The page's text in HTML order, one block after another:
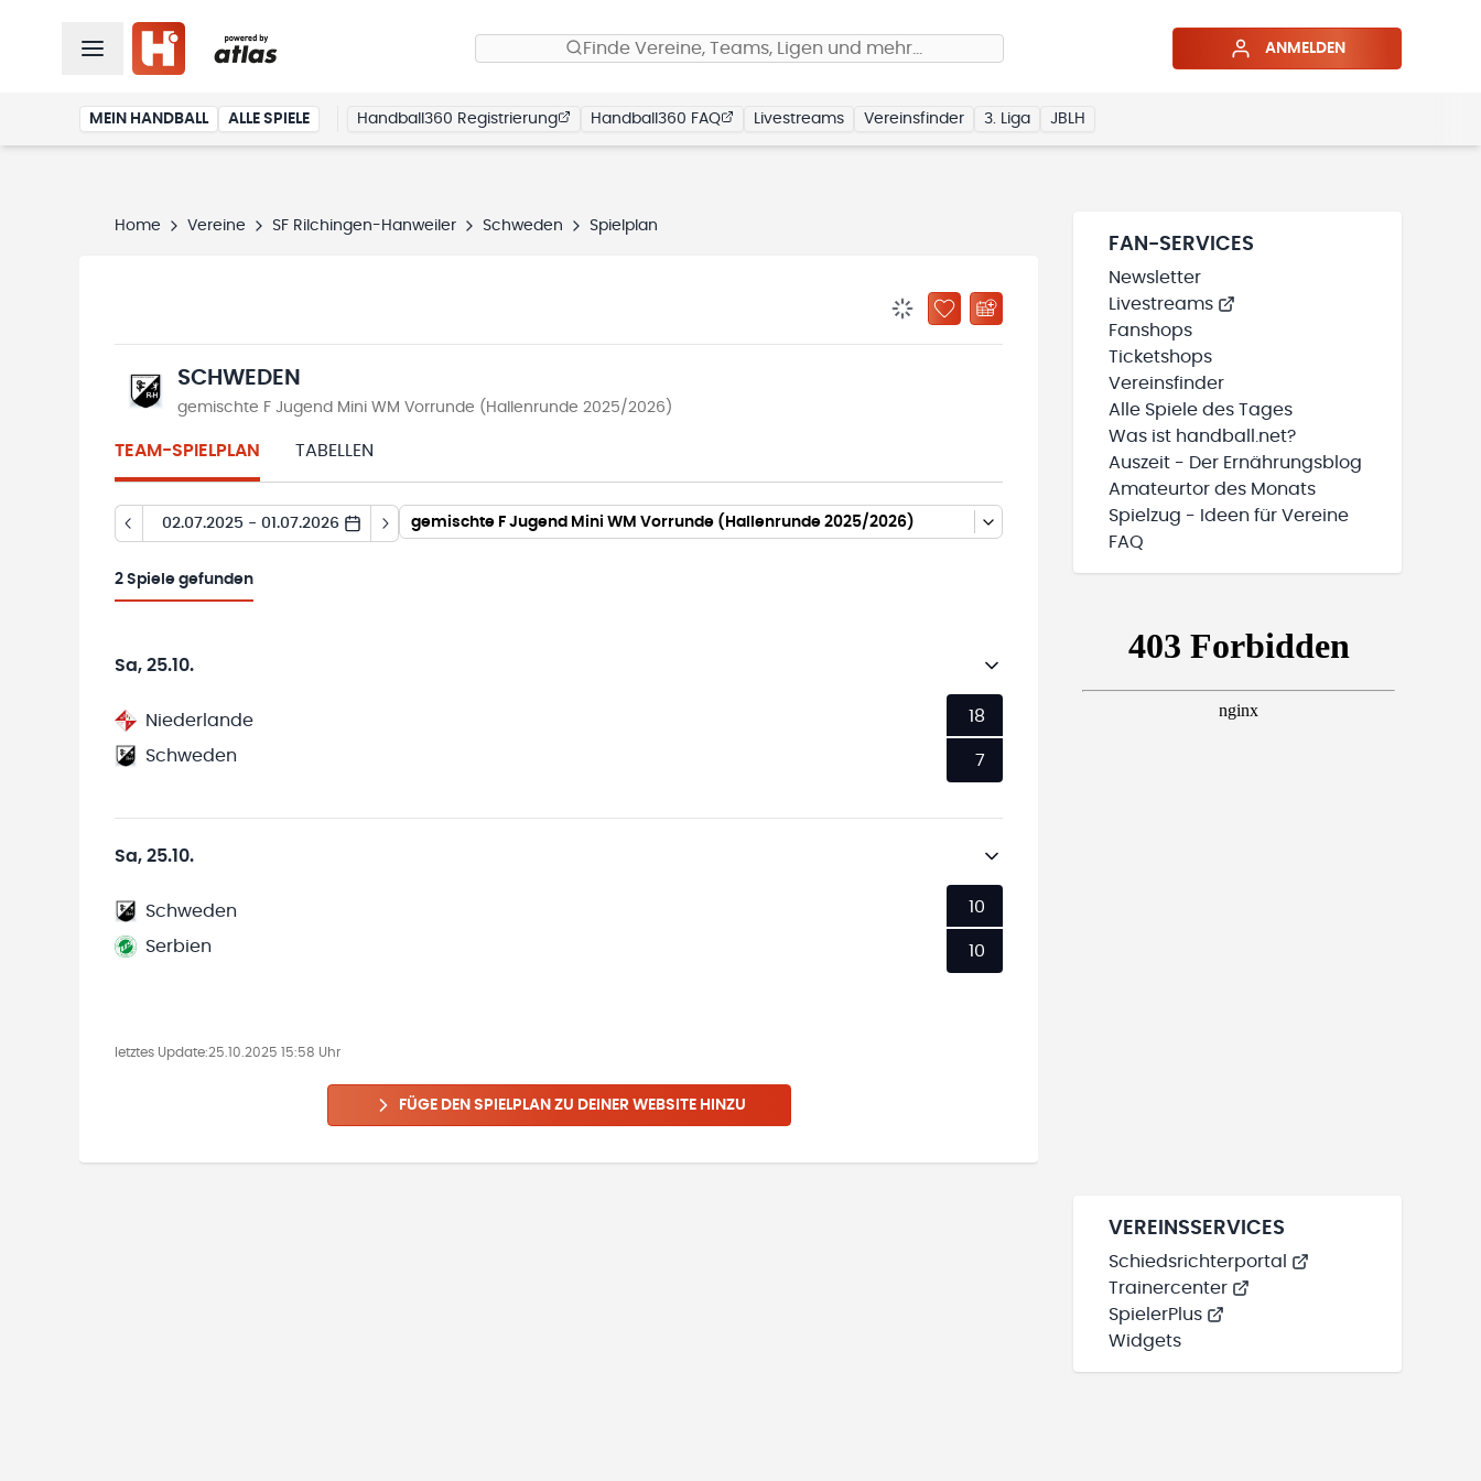
Finde Vereine, Teams, Ligen und mehr… ANMELDEN
MEIN HANDBALL ALLE SPIELE Handball360 Registrierung Handball360 FAQ Livestreams Vereinsfinder 3. Liga JBLH
Home Vereine SF Rilchingen-Hanweiler Schweden Spielplan
BENACHRICHTIGUNGSSTATUS WIRD GELADEN
ZU „MEINE TEAMS“ HINZUFÜGEN
SCHWEDEN
gemischte F Jugend Mini WM Vorrunde (Hallenrunde 2025/2026)
TEAM-SPIELPLAN TABELLEN
02.07.2025 - 01.07.2026 gemischte F Jugend Mini WM Vorrunde (Hallenrunde 2025/2026)
2 Spiele gefunden
Sa, 25.10.
Niederlande
Schweden
18
7
Sa, 25.10.
Schweden
Serbien
10
10
letztes Update:25.10.2025 15:58 Uhr
FÜGE DEN SPIELPLAN ZU DEINER WEBSITE HINZU
FAN-SERVICES
Newsletter
Livestreams
Fanshops
Ticketshops
Vereinsfinder
Alle Spiele des Tages
Was ist handball.net?
Auszeit - Der Ernährungsblog
Amateurtor des Monats
Spielzug - Ideen für Vereine
FAQ
VEREINSSERVICES
Schiedsrichterportal
Trainercenter
SpielerPlus
Widgets